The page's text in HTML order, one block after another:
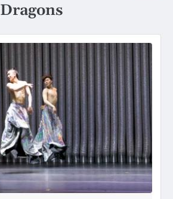
Dragons